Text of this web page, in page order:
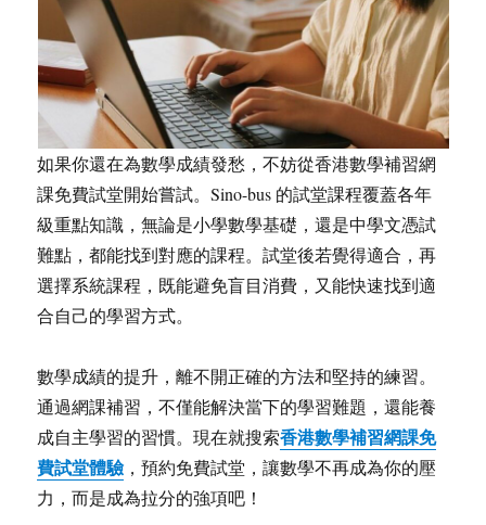
如果你還在為數學成績發愁，不妨從香港數學補習網
課免費試堂開始嘗試。Sino-bus 的試堂課程覆蓋各年
級重點知識，無論是小學數學基礎，還是中學文憑試
難點，都能找到對應的課程。試堂後若覺得適合，再
選擇系統課程，既能避免盲目消費，又能快速找到適
合自己的學習方式。
數學成績的提升，離不開正確的方法和堅持的練習。
通過網課補習，不僅能解決當下的學習難題，還能養
成自主學習的習慣。現在就搜索香港數學補習網課免
費試堂體驗，預約免費試堂，讓數學不再成為你的壓
力，而是成為拉分的強項吧！